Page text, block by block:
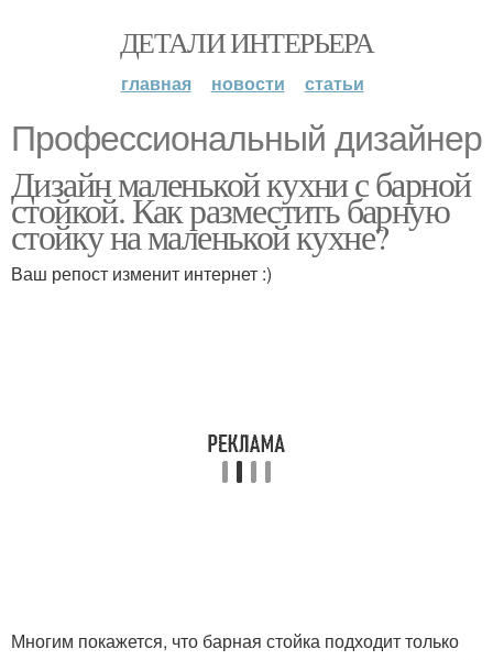
ДЕТАЛИ ИНТЕРЬЕРА
главная новости статьи
Профессиональный дизайнер
Дизайн маленькой кухни с барной
стойкой. Как разместить барную
стойку на маленькой кухне?
Ваш репост изменит интернет :)
Многим покажется, что барная стойка подходит только